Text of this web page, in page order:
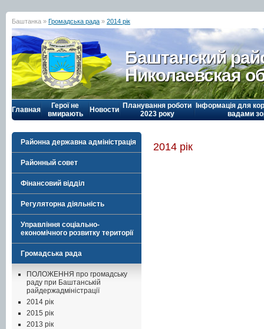
Баштанка » Громадська рада » 2014 рік
Баштанский
Николаевская
Главная
Герої не
вмирають
Новости Планування роботи
2023 року
Інформація для
вадами
Районна державна адміністрація
Районный совет
Фінансовий відділ
Регуляторна діяльність
Управління соціально-
економічного розвитку території
Громадська рада
ПОЛОЖЕННЯ про громадську
раду при Баштанській
райдержадміністрації
2014 рік
2015 рік
2013 рік
2014 рік